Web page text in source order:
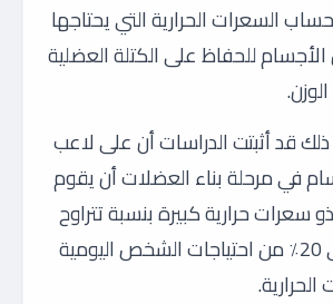
السعرات الحرارية التي يحتاجها
للحفاظ على الكتلة العضلية
قد أثبتت الدراسات أن على لاعب
في مرحلة بناء العضلات أن يقوم
سعرات حرارية كبيرة بنسبة تتراوح
من 10٪ إلى 20٪ من احتياجات الشخص اليومية